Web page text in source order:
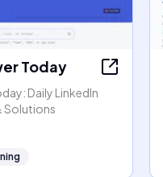
Today
Daily LinkedIn
Solutions